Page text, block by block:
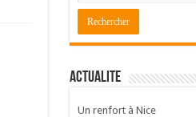
ACTUALITE
Un renfort à Nice